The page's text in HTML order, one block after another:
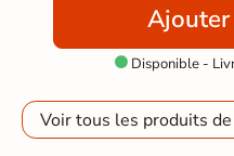
Disponible -
Voir tous les produits